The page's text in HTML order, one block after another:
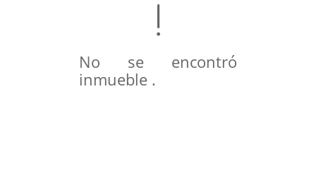
No se encontró
inmueble .